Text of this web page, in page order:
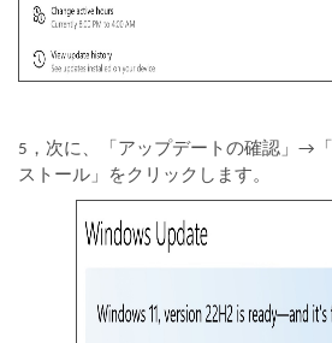
5，次に、「アップデートの確認」→
ストール」をクリックします。